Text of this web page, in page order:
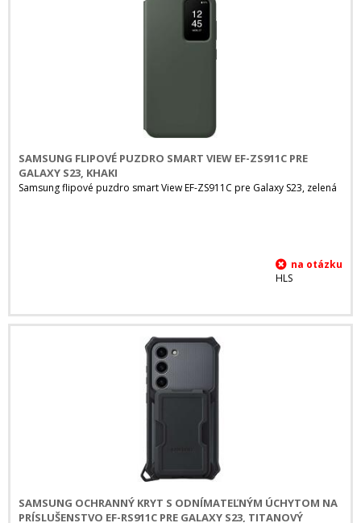
SAMSUNG FLIPOVÉ PUZDRO SMART VIEW EF-ZS911C PRE
GALAXY S23, KHAKI
Samsung flipové puzdro smart View EF-ZS911C pre Galaxy S23, zelená
HLS
SAMSUNG OCHRANNÝ KRYT S ODNÍMATEĽNÝM ÚCHYTOM NA
PRÍSLUŠENSTVO EF-RS911C PRE GALAXY S23, TITANOVÝ